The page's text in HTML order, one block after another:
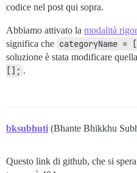
codice nel post qui sopra.
Abbiamo attivato la modalità
significa che categoryName =
soluzione è stata modificare
[]; .
bksubhuti (Bhante Bhikkhu
Questo link di github, che si